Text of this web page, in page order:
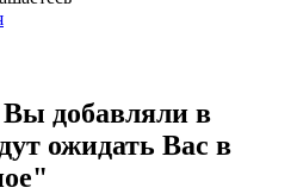
добавляли в
ожидать Вас в